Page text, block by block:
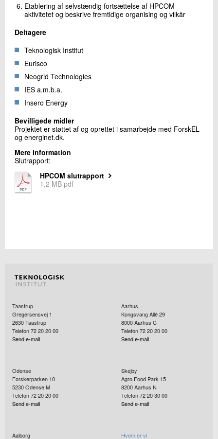
Etablering af selvstændig fortsættelse af HPCOM
aktivitetet og beskrive fremtidige organising og vilkår
Deltagere
Teknologisk Institut
Eurisco
Neogrid Technologies
IES a.m.b.a.
Insero Energy
Bevilligede midler
Projektet er støttet af og oprettet i samarbejde med ForskEL
og energinet.dk.
Mere information
Slutrapport:
HPCOM slutrapport
1,2 MB pdf
Taastrup
Gregersensvej 1
2630Taastrup
Telefon 72 20 20 00
Send e-mail
Aarhus
Kongsvang Allé 29
8000Aarhus C
Telefon 72 20 20 00
Send e-mail
Odense
Forskerparken 10
5230Odense M
Telefon 72 20 20 00
Send e-mail
Skejby
Agro Food Park 15
8200Aarhus N
Telefon 72 20 30 00
Send e-mail
Aalborg Hvem er vi